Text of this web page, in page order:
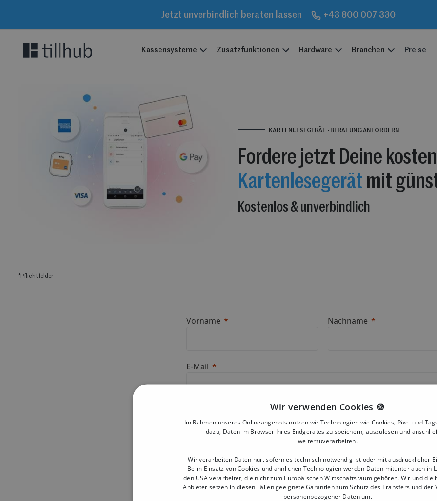
Jetzt unverbindlich beraten lassen +43 800 007 330
Kassensysteme Zusatzfunktionen Hardware Branchen Preise
KARTENLESEGERÄT - BERATUNG ANFORDERN
Fordere jetzt Deine
Kartenlesegerät mit
Kostenlos & unverbindlich
*Pflichtfelder
Vorname Nachname
E-Mail
Unternehmensname
Wir verwenden Cookies 🍪
Im Rahmen unseres Onlineangebots nutzen wir Technologien wie Cookies, Pixel und
dazu, Daten im Browser Ihres Endgerätes zu speichern, auszulesen und
weiterzuverarbeiten.
Wir verarbeiten Daten nur, sofern es technisch notwendig ist oder mit ausdrücklicher
Beim Einsatz von Cookies und ähnlichen Technologien werden Daten mitunter auch in
den USA verarbeitet, die nicht zum Europäischen Wirtschaftsraum gehören. Wir und die
Anbieter setzen in diesen Fällen geeignete Garantien zum Schutz des Transfers und der
personenbezogener Daten um.